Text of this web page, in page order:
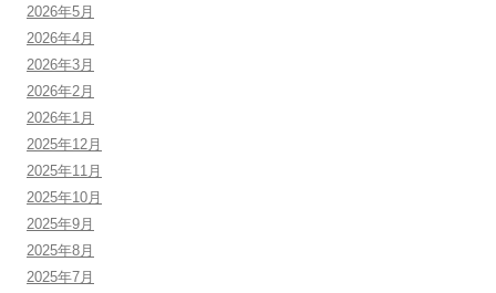
2026年5月
2026年4月
2026年3月
2026年2月
2026年1月
2025年12月
2025年11月
2025年10月
2025年9月
2025年8月
2025年7月